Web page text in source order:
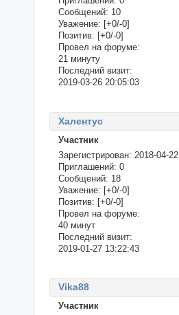
Сообщений: 10
Уважение: [+0/-0]
Позитив: [+0/-0]
Провел на форуме:
21 минуту
Последний визит:
2019-03-26 20:05:03
Халентус
Участник
Зарегистрирован: 2018-04-22
Приглашений: 0
Сообщений: 18
Уважение: [+0/-0]
Позитив: [+0/-0]
Провел на форуме:
40 минут
Последний визит:
2019-01-27 13:22:43
Vika88
Участник